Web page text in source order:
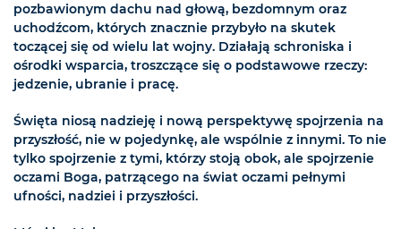
pozbawionym dachu nad głową, bezdomnym oraz
uchodźcom, których znacznie przybyło na skutek
toczącej się od wielu lat wojny. Działają schroniska i
ośrodki wsparcia, troszczące się o podstawowe rzeczy:
jedzenie, ubranie i pracę.
Święta niosą nadzieję i nową perspektywę spojrzenia na
przyszłość, nie w pojedynkę, ale wspólnie z innymi. To nie
tylko spojrzenie z tymi, którzy stoją obok, ale spojrzenie
oczami Boga, patrzącego na świat oczami pełnymi
ufności, nadziei i przyszłości.